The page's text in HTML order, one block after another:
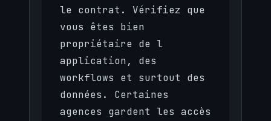
le contrat. Vérifiez que
vous êtes bien
propriétaire de l
application, des
workflows et surtout des
données. Certaines
agences gardent les accès